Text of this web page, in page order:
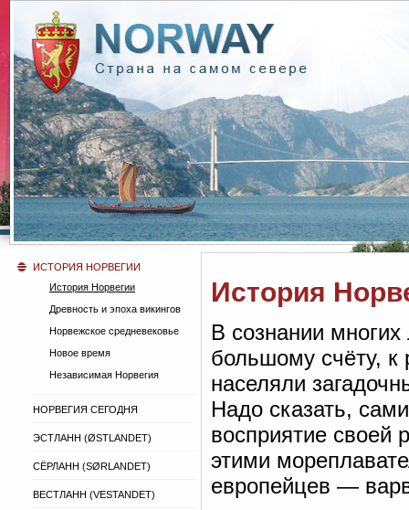
ИСТОРИЯ НОРВЕГИИ
История Норвегии
Древность и эпоха викингов
Норвежское средневековье
Новое время
Независимая Норвегия
НОРВЕГИЯ СЕГОДНЯ
ЭСТЛАНН (ØSTLANDET)
СЁРЛАНН (SØRLANDET)
ВЕСТЛАНН (VESTANDET)
История
В сознании
большому счёту, к
населяли
Надо сказать,
восприятие своей
этими
европейцев —